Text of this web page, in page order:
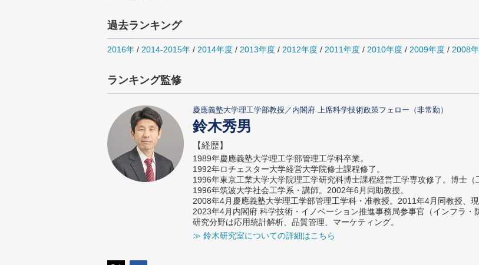
過去ランキング
2016年 / 2014-2015年 / 2014年度 / 2013年度 / 2012年度 / 2011年度 / 2010年度 / 2009年度 / 2008
ランキング監修
慶應義塾大学理工学部教授／内閣府 上席科学技術政策フェロー（非常勤）
鈴木秀男
【経歴】
1989年慶應義塾大学理工学部管理工学科卒業。
1992年ロチェスター大学経営大学院修士課程修了。
1996年東京工業大学大学院理工学研究科博士課程経営工学専攻修了。博士（
1996年筑波大学社会工学系・講師。2002年6月同助教授。
2008年4月慶應義塾大学理工学部管理工学科・准教授。2011年4月同教授、現
2023年4月内閣府 科学技術・イノベーション推進事務局参事官（インフラ・
研究分野は応用統計解析、品質管理、マーケティング。
≫ 鈴木研究室についての詳細はこちら